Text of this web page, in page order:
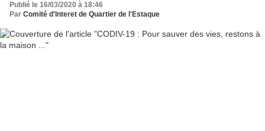
Publié le 16/03/2020 à 18:46
Par Comité d'Interet de Quartier de l'Estaque